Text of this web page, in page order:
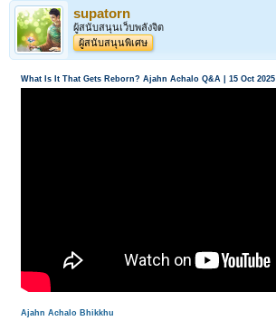
supatorn
ผู้สนับสนุนเว็บพลังจิต
ผู้สนับสนุนพิเศษ
What Is It That Gets Reborn? Ajahn Achalo Q&A | 15 Oct 2025
Ajahn Achalo Bhikkhu